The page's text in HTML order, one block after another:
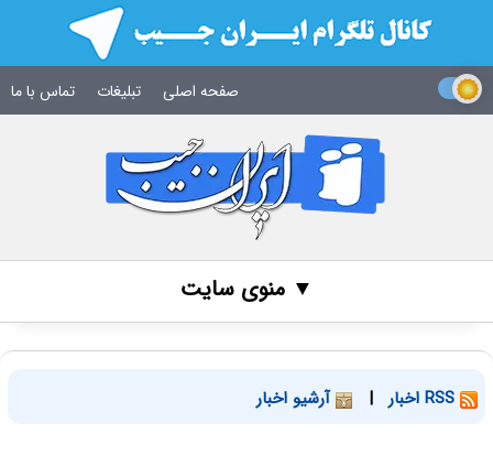
صفحه اصلی تبلیغات تماس با ما
▼ منوی سایت
| آرشیو اخبار